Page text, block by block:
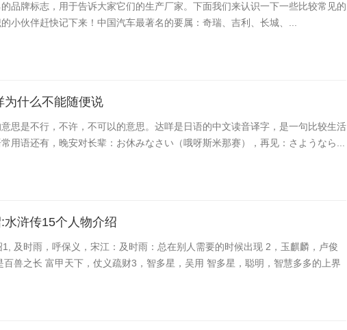
品牌标志，用于告诉大家它们的生产厂家。下面我们来认识一下一些比较常见的
小伙伴赶快记下来！中国汽车最著名的要属：奇瑞、吉利、长城、...
为什么不能随便说
思是不行，不许，不可以的意思。达咩是日语的中文读音译字，是一句比较生活
用语还有，晚安对长辈：お休みなさい（哦呀斯米那赛），再见：さようなら...
水浒传15个人物介绍
及时雨，呼保义，宋江：及时雨：总在别人需要的时候出现 2，玉麒麟，卢俊
百兽之长 富甲天下，仗义疏财3，智多星，吴用 智多星，聪明，智慧多多的上界